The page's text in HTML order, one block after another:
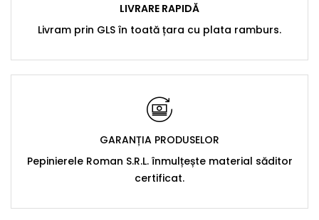
LIVRARE RAPIDĂ
Livram prin GLS în toată țara cu plata ramburs.
GARANȚIA PRODUSELOR
Pepinierele Roman S.R.L. înmulțește material săditor
certificat.